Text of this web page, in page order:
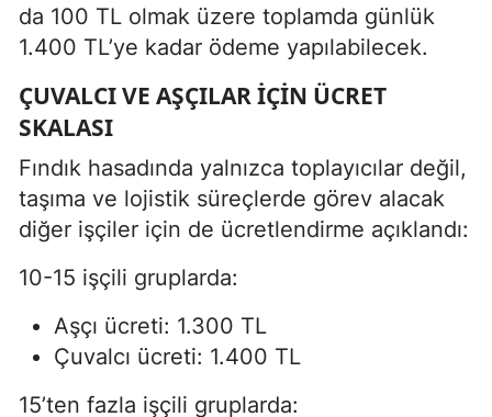
da 100 TL olmak üzere toplamda günlük
1.400 TL’ye kadar ödeme yapılabilecek.
ÇUVALCI VE AŞÇILAR İÇIN ÜCRET
SKALASI
Fındık hasadında yalnızca toplayıcılar değil,
taşıma ve lojistik süreçlerde görev alacak
diğer işçiler için de ücretlendirme açıklandı:
10-15 işçili gruplarda:
Aşçı ücreti: 1.300 TL
Çuvalcı ücreti: 1.400 TL
15’ten fazla işçili gruplarda: